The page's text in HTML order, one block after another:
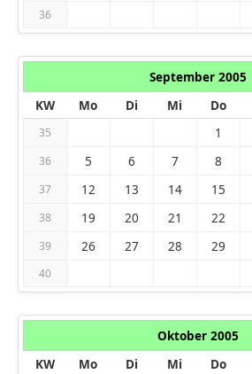
36
September 2005
KW
Mo Di Mi Do
35 1
36 5 6 7 8
37 12 13 14 15
38 19 20 21 22
39 26 27 28 29
40
Oktober 2005
KW
Mo Di Mi Do